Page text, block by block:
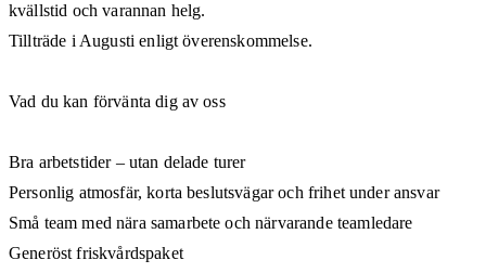
kvällstid och varannan helg.
Tillträde i Augusti enligt överenskommelse.
Vad du kan förvänta dig av oss
Bra arbetstider – utan delade turer
Personlig atmosfär, korta beslutsvägar och frihet under ansvar
Små team med nära samarbete och närvarande teamledare
Generöst friskvårdspaket